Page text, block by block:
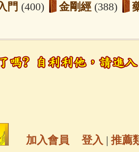
門 (400) 金剛經 (388)
鈔(236) 地藏經(225)
菩薩 (147) 聖救度佛母(
佛
加入會員 登入 | 推薦